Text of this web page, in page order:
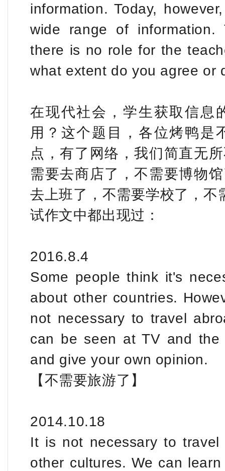
information. Today,
wide range of information.
there is no role for the
what extent do you agree or
在现代社会，学生获取信息
用？这个题目，各位烤鸭是
点，有了网络，我们简直无
需要去商店了，不需要博物
去上班了，不需要学校了，
试作文中都出现过：
2016.8.4
Some people think it's
about other countries.
not necessary to travel
can be seen at TV and the
and give your own opinion.
【不需要旅游了】
2014.10.18
It is not necessary to
other cultures. We can